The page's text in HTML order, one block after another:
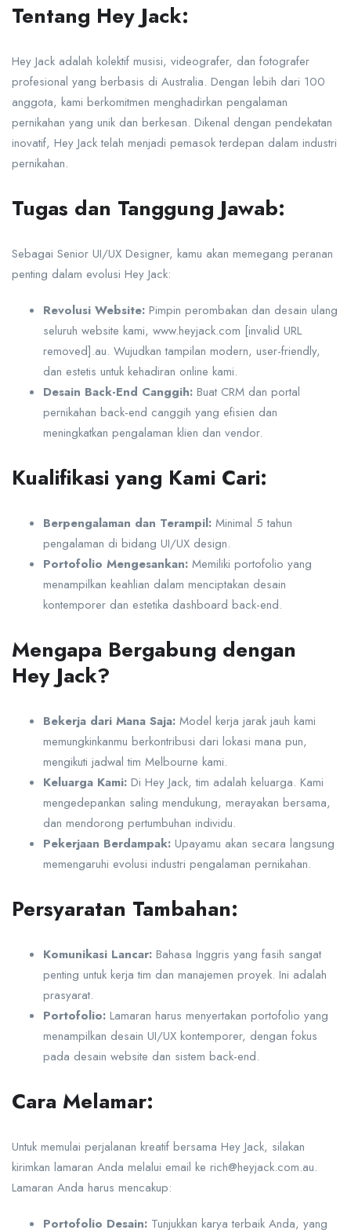
Tentang Hey Jack:
Hey Jack adalah kolektif musisi, videografer, dan fotografer
profesional yang berbasis di Australia. Dengan lebih dari 100
anggota, kami berkomitmen menghadirkan pengalaman
pernikahan yang unik dan berkesan. Dikenal dengan pendekatan
inovatif, Hey Jack telah menjadi pemasok terdepan dalam industri
pernikahan.
Tugas dan Tanggung Jawab:
Sebagai Senior UI/UX Designer, kamu akan memegang peranan
penting dalam evolusi Hey Jack:
Revolusi Website: Pimpin perombakan dan desain ulang
seluruh website kami, www.heyjack.com [invalid URL
removed].au. Wujudkan tampilan modern, user-friendly,
dan estetis untuk kehadiran online kami.
Desain Back-End Canggih: Buat CRM dan portal
pernikahan back-end canggih yang efisien dan
meningkatkan pengalaman klien dan vendor.
Kualifikasi yang Kami Cari:
Berpengalaman dan Terampil: Minimal 5 tahun
pengalaman di bidang UI/UX design.
Portofolio Mengesankan: Memiliki portofolio yang
menampilkan keahlian dalam menciptakan desain
kontemporer dan estetika dashboard back-end.
Mengapa Bergabung dengan
Hey Jack?
Bekerja dari Mana Saja: Model kerja jarak jauh kami
memungkinkanmu berkontribusi dari lokasi mana pun,
mengikuti jadwal tim Melbourne kami.
Keluarga Kami: Di Hey Jack, tim adalah keluarga. Kami
mengedepankan saling mendukung, merayakan bersama,
dan mendorong pertumbuhan individu.
Pekerjaan Berdampak: Upayamu akan secara langsung
memengaruhi evolusi industri pengalaman pernikahan.
Persyaratan Tambahan:
Komunikasi Lancar: Bahasa Inggris yang fasih sangat
penting untuk kerja tim dan manajemen proyek. Ini adalah
prasyarat.
Portofolio: Lamaran harus menyertakan portofolio yang
menampilkan desain UI/UX kontemporer, dengan fokus
pada desain website dan sistem back-end.
Cara Melamar:
Untuk memulai perjalanan kreatif bersama Hey Jack, silakan
kirimkan lamaran Anda melalui email ke rich@heyjack.com.au.
Lamaran Anda harus mencakup:
Portofolio Desain: Tunjukkan karya terbaik Anda, yang